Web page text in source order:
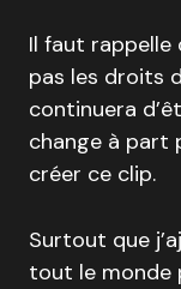
Il faut rappelle
pas les droits
continuera
change à part
créer ce clip.
Surtout que
tout le monde